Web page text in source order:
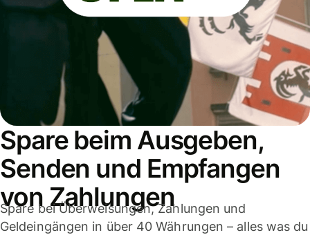
Spare beim Ausgeben,
Senden und Empfangen
von Zahlungen
Spare bei Überweisungen, Zahlungen und
Geldeingängen in über 40 Währungen – alles was du